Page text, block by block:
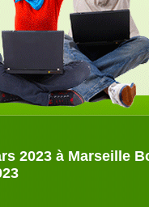
2023 à Marseille